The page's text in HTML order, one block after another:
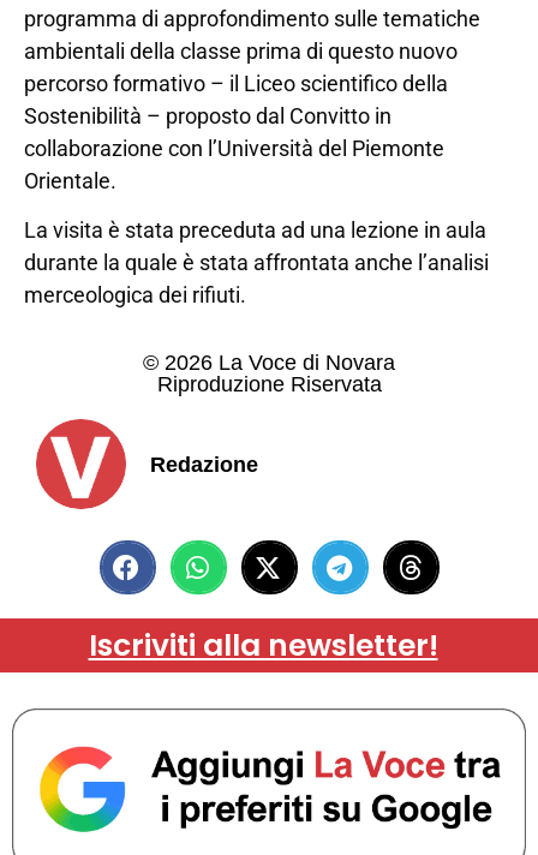
programma di approfondimento sulle tematiche
ambientali della classe prima di questo nuovo
percorso formativo – il Liceo scientifico della
Sostenibilità – proposto dal Convitto in
collaborazione con l’Università del Piemonte
Orientale.
La visita è stata preceduta ad una lezione in aula
durante la quale è stata affrontata anche l’analisi
merceologica dei rifiuti.
© 2026 La Voce di Novara
Riproduzione Riservata
Redazione
Iscriviti alla newsletter!